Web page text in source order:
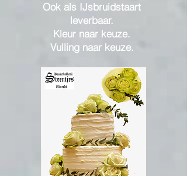
Ook als IJsbruidstaart
leverbaar.
Kleur naar keuze.
Vulling naar keuze.